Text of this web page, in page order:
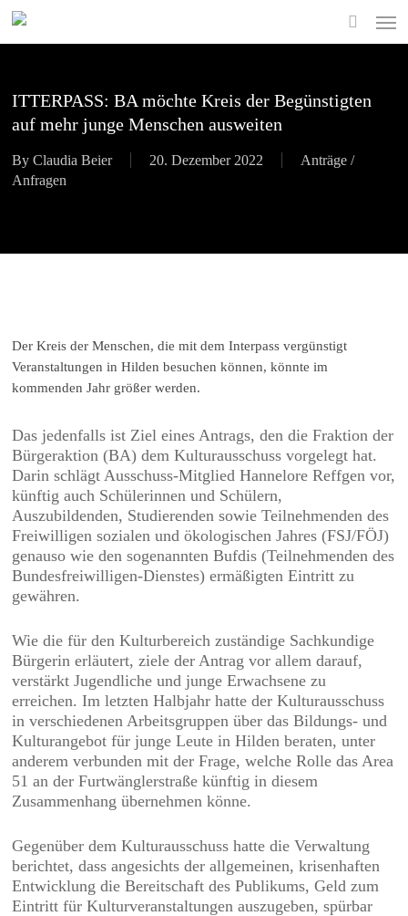
Skip
main
search
ITTERPASS: BA möchte Kreis der Begünstigten
auf mehr junge Menschen ausweiten
By Claudia Beier 20. Dezember 2022
Anträge /
Anfragen
Der Kreis der Menschen, die mit dem Interpass vergünstigt
Veranstaltungen in Hilden besuchen können, könnte im
kommenden Jahr größer werden.
Das jedenfalls ist Ziel eines Antrags, den die Fraktion der
Bürgeraktion (BA) dem Kulturausschuss vorgelegt hat.
Darin schlägt Ausschuss-Mitglied Hannelore Reffgen vor,
künftig auch Schülerinnen und Schülern,
Auszubildenden, Studierenden sowie Teilnehmenden des
Freiwilligen sozialen und ökologischen Jahres (FSJ/FÖJ)
genauso wie den sogenannten Bufdis (Teilnehmenden des
Bundesfreiwilligen-Dienstes) ermäßigten Eintritt zu
gewähren.
Wie die für den Kulturbereich zuständige Sachkundige
Bürgerin erläutert, ziele der Antrag vor allem darauf,
verstärkt Jugendliche und junge Erwachsene zu
erreichen. Im letzten Halbjahr hatte der Kulturausschuss
in verschiedenen Arbeitsgruppen über das Bildungs- und
Kulturangebot für junge Leute in Hilden beraten, unter
anderem verbunden mit der Frage, welche Rolle das Area
51 an der Furtwänglerstraße künftig in diesem
Zusammenhang übernehmen könne.
Gegenüber dem Kulturausschuss hatte die Verwaltung
berichtet, dass angesichts der allgemeinen, krisenhaften
Entwicklung die Bereitschaft des Publikums, Geld zum
Eintritt für Kulturveranstaltungen auszugeben, spürbar